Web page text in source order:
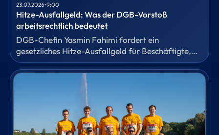
23.07.2026•9:00
Hitze-Ausfallgeld: Was der DGB-Vorstoß
arbeitsrechtlich bedeutet
DGB-Chefin Yasmin Fahimi fordert ein
gesetzliches Hitze-Ausfallgeld für Beschäftigte,
die wegen extremer Temperaturen nicht arbeiten
können. Für das HR-Fachmagazin
Personalwirtschaft hat unser Fachanwalt für
Arbeitsrecht Dr. Anton Barrein eingeordnet,
welche Ansprüche heute schon bestehen und
warum eine gesetzliche Lösung erhebliche
Folgefragen aufwirft.